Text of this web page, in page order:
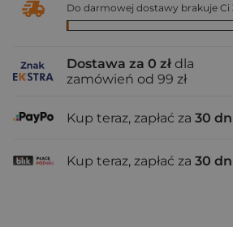
Do darmowej dostawy brakuje Ci
Dostawa za 0 zł dla
zamówień od 99 zł
Kup teraz, zapłać za 30
Kup teraz, zapłać za 30